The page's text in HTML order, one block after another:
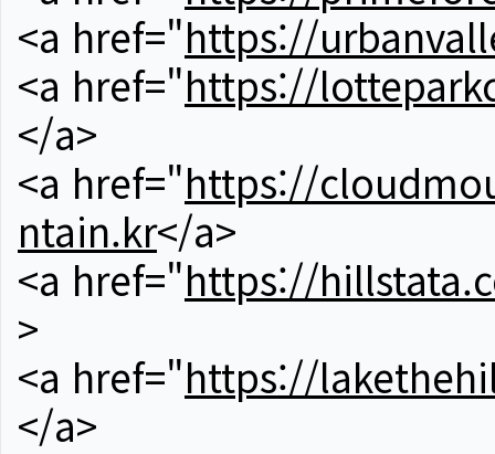
<a href="https://
<a href="https://
</a>
<a href="https://
ntain.kr</a>
<a href="https://
>
<a href="https://
</a>